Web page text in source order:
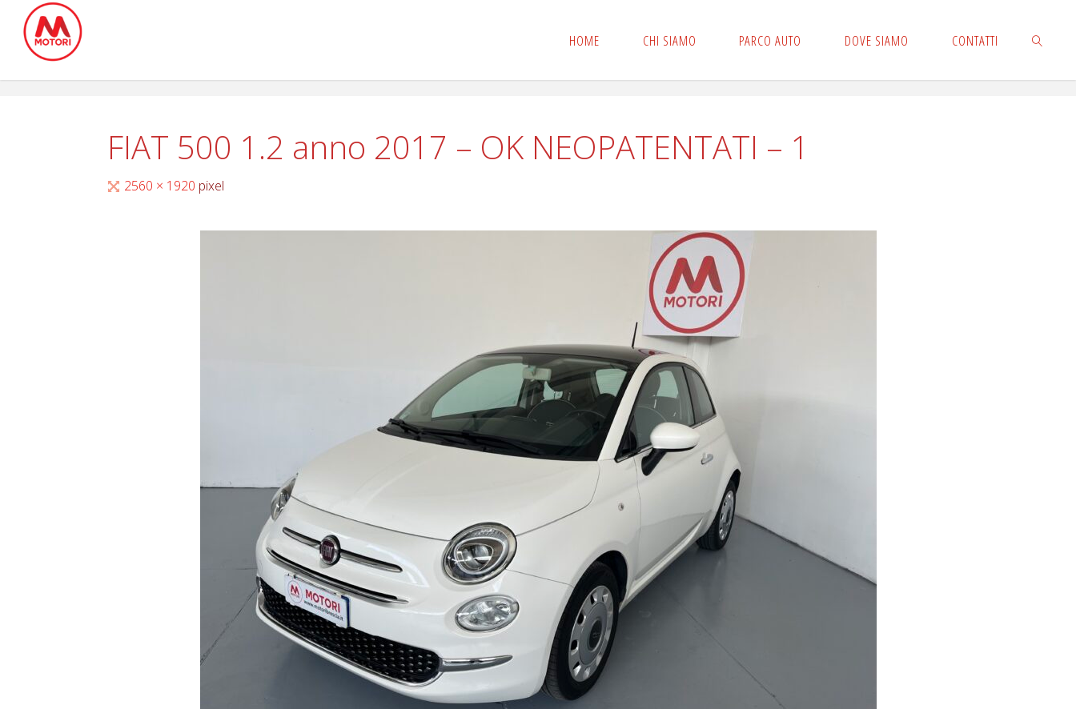
contenuto
HOME CHI SIAMO PARCO AUTO DOVE SIAMO CONTATTI
FIAT 500 1.2 anno 2017 – OK NEOPATENTATI – 1
Tutta2560 × 1920 pixel